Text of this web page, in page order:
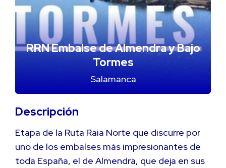
RRN Embalse de Almendra y Bajo
Tormes
Salamanca
Descripción
Etapa de la Ruta Raia Norte que discurre por
uno de los embalses más impresionantes de
toda España, el de Almendra, que deja en sus